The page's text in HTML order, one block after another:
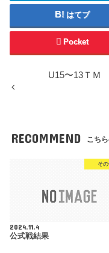
はてブ
Pocket
U15〜13ＴＭ
RECOMMEND こち
そ
2024.11.4
公式戦結果